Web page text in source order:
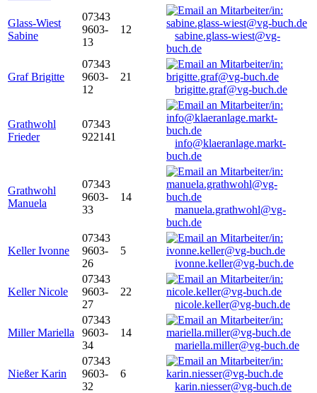
Glass-Wiest
Sabine
07343
9603-
13
12
sabine.glass-wiest@vg-
buch.de
Graf Brigitte
07343
9603-
12
21
brigitte.graf@vg-buch.de
Grathwohl
Frieder
07343
922141
info@klaeranlage.markt-
buch.de
Grathwohl
Manuela
07343
9603-
33
14
manuela.grathwohl@vg-
buch.de
Keller Ivonne
07343
9603-
26
5
ivonne.keller@vg-buch.de
Keller Nicole
07343
9603-
27
22
nicole.keller@vg-buch.de
Miller Mariella
07343
9603-
34
14
mariella.miller@vg-buch.de
Nießer Karin
07343
9603-
32
6
karin.niesser@vg-buch.de